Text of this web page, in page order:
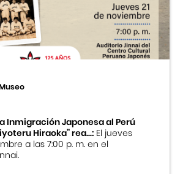
Peruano Japonés
Inmigración Japonesa
Japonés
Inmigración Japonesa al Perú
Hiraoka” rea...:El jueves
a las 7:00 p. m. en el